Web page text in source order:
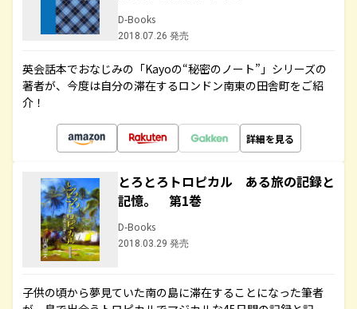
D-Books
2018.07.26 発売
英会話本でおなじみの「Kayoの“秘密のノート”」シリーズの
著者が、今度は自分の滞在するロンドン南東の田舎町をご紹
介！
詳細を見る
とろとろトロピカル ある旅の記録と
記憶。 第1巻
D-Books
2018.03.29 発売
子供の頃から夢見ていた南の島に滞在することになった筆者